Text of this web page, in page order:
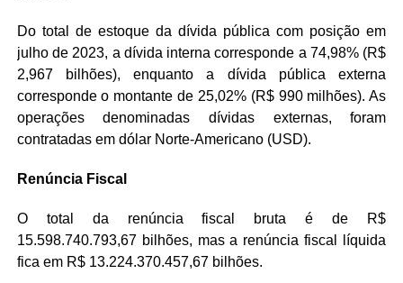
Do total de estoque da dívida pública com posição em
julho de 2023, a dívida interna corresponde a 74,98% (R$
2,967 bilhões), enquanto a dívida pública externa
corresponde o montante de 25,02% (R$ 990 milhões). As
operações denominadas dívidas externas, foram
contratadas em dólar Norte-Americano (USD).
Renúncia Fiscal
O total da renúncia fiscal bruta é de R$
15.598.740.793,67 bilhões, mas a renúncia fiscal líquida
fica em R$ 13.224.370.457,67 bilhões.